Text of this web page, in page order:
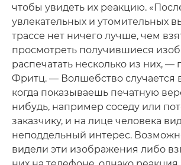
чтобы увидеть их реакцию.
увлекательных и утомительных
трассе нет ничего лучше, чем
просмотреть получившиеся
распечатать несколько из них, —
Фритц. — Волшебство случается
когда показываешь печатную
нибудь, например соседу или
заказчику, и на лице человека
неподдельный интерес.
видели эти изображения либо